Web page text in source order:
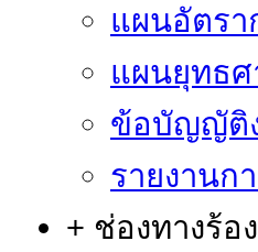
แผนอัตรา
แผนยุทธ
ข้อบัญญัติ
รายงานก
+ ช่องทางร้อ